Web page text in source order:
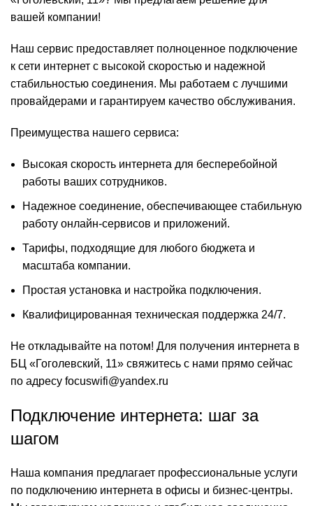
вашей компании!
Наш сервис предоставляет полноценное подключение
к сети интернет с высокой скоростью и надежной
стабильностью соединения. Мы работаем с лучшими
провайдерами и гарантируем качество обслуживания.
Преимущества нашего сервиса:
Высокая скорость интернета для бесперебойной
работы ваших сотрудников.
Надежное соединение, обеспечивающее стабильную
работу онлайн-сервисов и приложений.
Тарифы, подходящие для любого бюджета и
масштаба компании.
Простая установка и настройка подключения.
Квалифицированная техническая поддержка 24/7.
Не откладывайте на потом! Для получения интернета в
БЦ «Гоголевский, 11» свяжитесь с нами прямо сейчас
по адресу focuswifi@yandex.ru
Подключение интернета: шаг за
шагом
Наша компания предлагает профессиональные услуги
по подключению интернета в офисы и бизнес-центры.